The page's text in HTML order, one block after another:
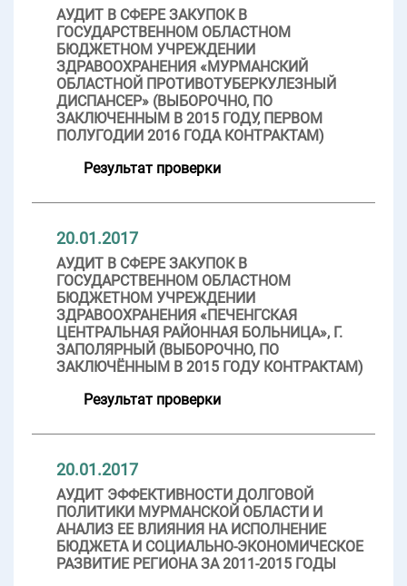
АУДИТ В СФЕРЕ ЗАКУПОК В
ГОСУДАРСТВЕННОМ ОБЛАСТНОМ
БЮДЖЕТНОМ УЧРЕЖДЕНИИ
ЗДРАВООХРАНЕНИЯ «МУРМАНСКИЙ
ОБЛАСТНОЙ ПРОТИВОТУБЕРКУЛЕЗНЫЙ
ДИСПАНСЕР» (ВЫБОРОЧНО, ПО
ЗАКЛЮЧЕННЫМ В 2015 ГОДУ, ПЕРВОМ
ПОЛУГОДИИ 2016 ГОДА КОНТРАКТАМ)
Результат проверки
20.01.2017
АУДИТ В СФЕРЕ ЗАКУПОК В
ГОСУДАРСТВЕННОМ ОБЛАСТНОМ
БЮДЖЕТНОМ УЧРЕЖДЕНИИ
ЗДРАВООХРАНЕНИЯ «ПЕЧЕНГСКАЯ
ЦЕНТРАЛЬНАЯ РАЙОННАЯ БОЛЬНИЦА», Г.
ЗАПОЛЯРНЫЙ (ВЫБОРОЧНО, ПО
ЗАКЛЮЧЁННЫМ В 2015 ГОДУ КОНТРАКТАМ)
Результат проверки
20.01.2017
АУДИТ ЭФФЕКТИВНОСТИ ДОЛГОВОЙ
ПОЛИТИКИ МУРМАНСКОЙ ОБЛАСТИ И
АНАЛИЗ ЕЕ ВЛИЯНИЯ НА ИСПОЛНЕНИЕ
БЮДЖЕТА И СОЦИАЛЬНО-ЭКОНОМИЧЕСКОЕ
РАЗВИТИЕ РЕГИОНА ЗА 2011-2015 ГОДЫ